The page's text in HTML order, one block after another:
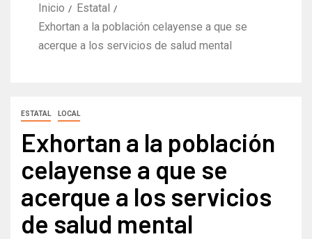
Inicio
Estatal
Exhortan a la población celayense a que se
acerque a los servicios de salud mental
ESTATAL LOCAL
Exhortan a la población
celayense a que se
acerque a los servicios
de salud mental